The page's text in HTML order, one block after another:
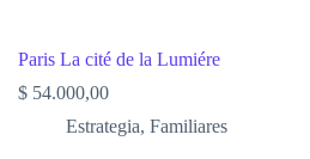
Paris La cité de la Lumiére
$ 54.000,00
Estrategia,Familiares